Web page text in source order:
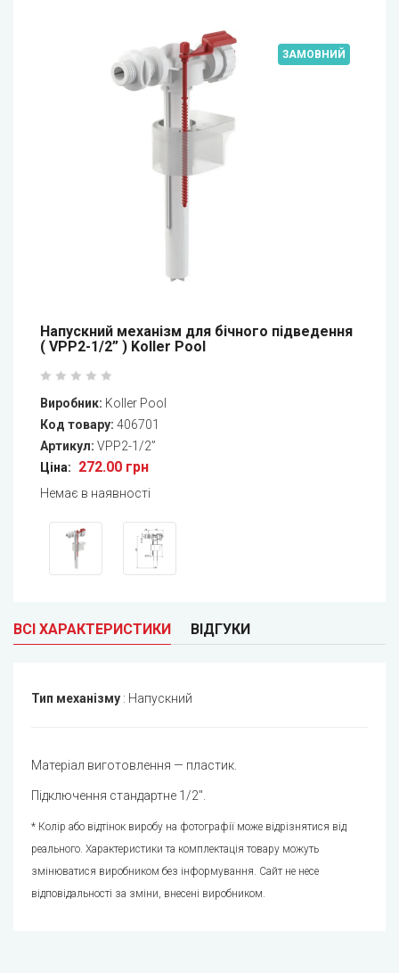
ЗАМОВНИЙ
Напускний механізм для бічного підведення
( VPP2-1/2” ) Koller Pool
Виробник: Koller Pool
Код товару: 406701
Артикул: VPP2-1/2”
Ціна:
272.00 грн
Немає в наявності
ВСІ ХАРАКТЕРИСТИКИ ВІДГУКИ
Тип механізму : Напускний
Матеріал виготовлення — пластик.
Підключення стандартне 1/2".
* Колір або відтінок виробу на фотографії може відрізнятися від
реального. Характеристики та комплектація товару можуть
змінюватися виробником без інформування. Сайт не несе
відповідальності за зміни, внесені виробником.